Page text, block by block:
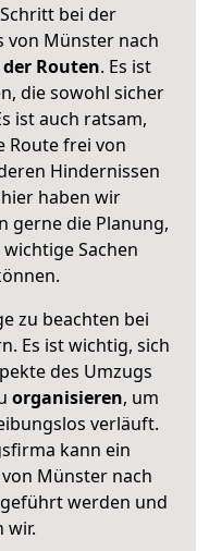
bei der
von Münster nach
Routen. Es ist
die sowohl sicher
ist auch ratsam,
Route frei von
Hindernissen
haben wir
gerne die Planung,
Sachen
zu beachten bei
Es ist wichtig, sich
des Umzugs
organisieren, um
verläuft.
kann ein
Münster nach
werden und
wir.